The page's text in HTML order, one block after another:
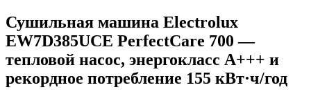
Сушильная машина Electrolux
EW7D385UCE PerfectCare 700 —
тепловой насос, энергокласс A+++ и
рекордное потребление 155 кВт·ч/год